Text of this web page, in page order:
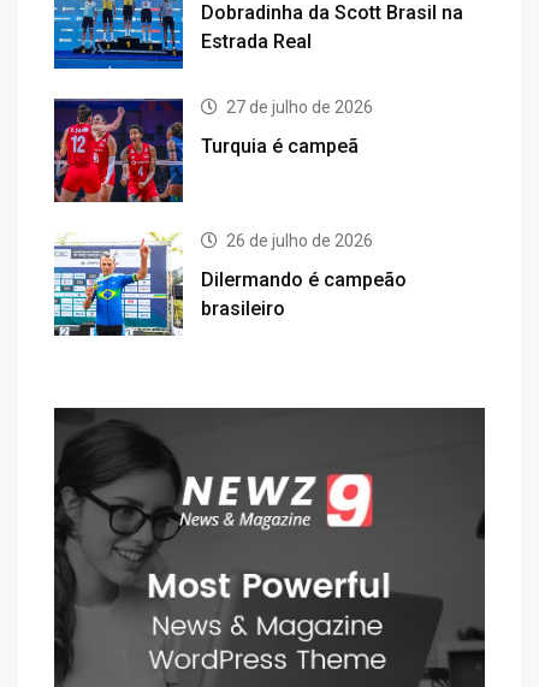
Dobradinha da Scott Brasil na
Estrada Real
27 de julho de 2026
Turquia é campeã
26 de julho de 2026
Dilermando é campeão
brasileiro